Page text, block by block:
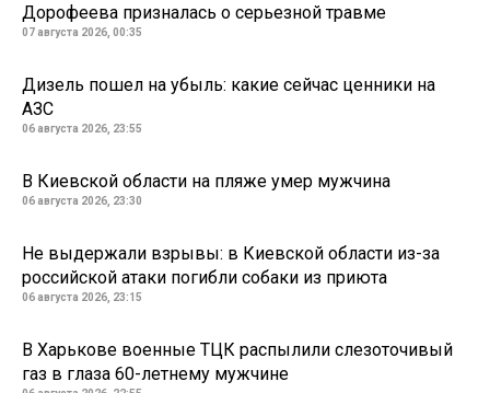
Дорофеева призналась о серьезной травме
07 августа 2026, 00:35
Дизель пошел на убыль: какие сейчас ценники на
АЗС
06 августа 2026, 23:55
В Киевской области на пляже умер мужчина
06 августа 2026, 23:30
Не выдержали взрывы: в Киевской области из-за
российской атаки погибли собаки из приюта
06 августа 2026, 23:15
В Харькове военные ТЦК распылили слезоточивый
газ в глаза 60-летнему мужчине